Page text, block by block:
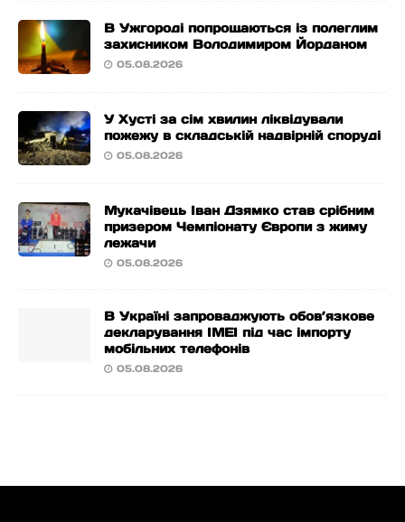
В Ужгороді попрощаються із полеглим
захисником Володимиром Йорданом
05.08.2026
У Хусті за сім хвилин ліквідували
пожежу в складській надвірній споруді
05.08.2026
Мукачівець Іван Дзямко став срібним
призером Чемпіонату Європи з жиму
лежачи
05.08.2026
В Україні запроваджують обов’язкове
декларування IMEI під час імпорту
мобільних телефонів
05.08.2026